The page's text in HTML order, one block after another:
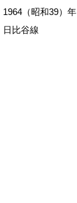
1964（昭和39）年
日比谷線